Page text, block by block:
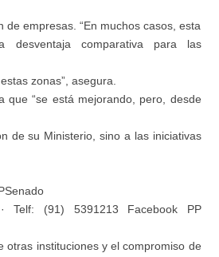
de empresas. “En muchos casos, esta
desventaja comparativa para las
zonas”, asegura.
que “se está mejorando, pero, desde
de su Ministerio, sino a las iniciativas
· Telf: (91) 5391213 Facebook PP
otras instituciones y el compromiso de